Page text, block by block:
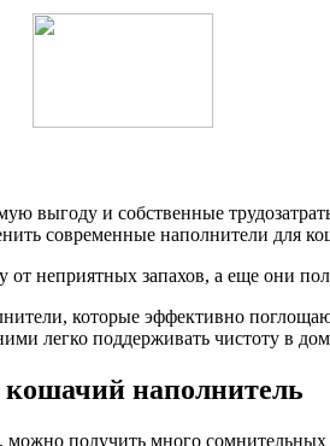
выгоду и собственные
современные наполнители для
неприятных запахов, а еще они
которые эффективно
легко поддерживать чистоту в
кошачий наполнитель
получить много